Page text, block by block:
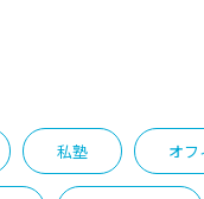
私塾 オフ